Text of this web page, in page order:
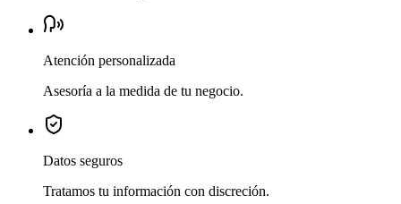
Atención personalizada
Asesoría a la medida de tu negocio.
Datos seguros
Tratamos tu información con discreción.